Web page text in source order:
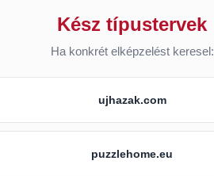
Kész típustervek
Ha konkrét elképzelést keresel:
ujhazak.com
puzzlehome.eu